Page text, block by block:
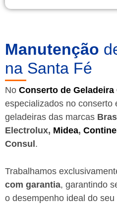
Manutenção
na Santa Fé
No Conserto de Geladeira
especializados no conserto
geladeiras das marcas
Electrolux, Midea,
Consul.
Trabalhamos
com garantia, garantindo
o desempenho ideal do